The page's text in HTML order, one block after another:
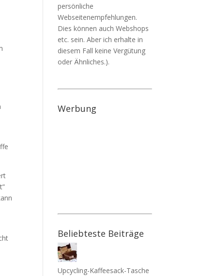
persönliche
Webseitenempfehlungen.
Dies können auch Webshops
etc. sein. Aber ich erhalte in
diesem Fall keine Vergütung
oder Ähnliches.).
Werbung
Beliebteste Beiträge
Upcycling-Kaffeesack-Tasche